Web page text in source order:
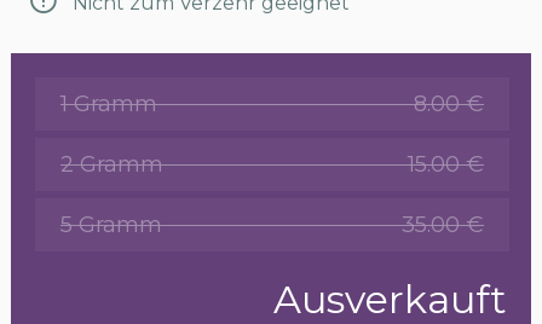
1 Gramm 8.00 €
2 Gramm 15.00 €
5 Gramm 35.00 €
Ausverkauft